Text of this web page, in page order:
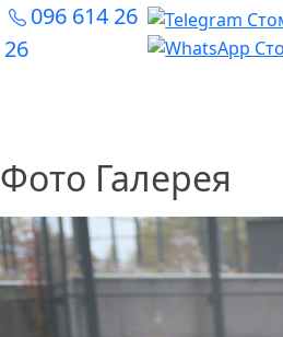
096 614 26
26
Фото Галерея